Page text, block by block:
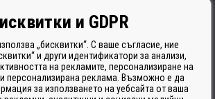
е сертифициран
STMC.
и GDPR
„бисквитки“. С ваше съгласие, ние
и други идентификатори за анализи,
на рекламите, персонализиране на
персонализирана реклама. Възможно е да
за използването на уебсайта от ваша